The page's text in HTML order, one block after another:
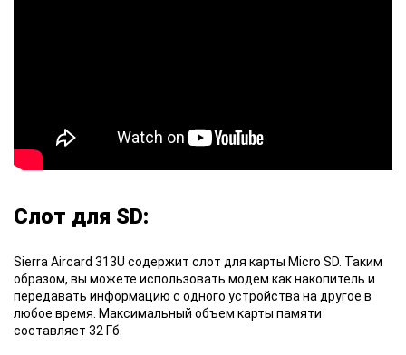
Слот для SD:
Sierra Aircard 313U содержит слот для карты Micro SD. Таким
образом, вы можете использовать модем как накопитель и
передавать информацию с одного устройства на другое в
любое время. Максимальный объем карты памяти
составляет 32 Гб.